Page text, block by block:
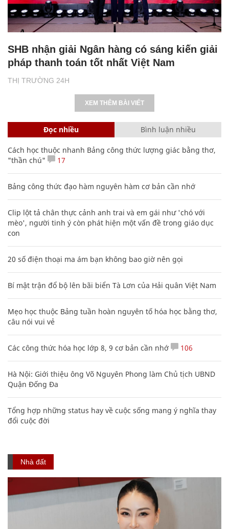
THỊ TRƯỜNG 24H
SHB nhận giải Ngân hàng có sáng kiến giải
pháp thanh toán tốt nhất Việt Nam
XEM THÊM BÀI VIẾT
Đọc nhiều Bình luận nhiều
Cách học thuộc nhanh Bảng công thức lượng giác bằng thơ,
"thần chú"
17
Bảng công thức đạo hàm nguyên hàm cơ bản cần nhớ
Clip lột tả chân thực cảnh anh trai và em gái như 'chó với
mèo', người tinh ý còn phát hiện một vấn đề trong giáo dục
con
20 số điện thoại ma ám bạn không bao giờ nên gọi
Bí mật trận đổ bộ lên bãi biển Tà Lơn của Hải quân Việt Nam
Mẹo học thuộc Bảng tuần hoàn nguyên tố hóa học bằng thơ,
câu nói vui vẻ
Các công thức hóa học lớp 8, 9 cơ bản cần nhớ 106
Hà Nội: Giới thiệu ông Võ Nguyên Phong làm Chủ tịch UBND
Quận Đống Đa
Tổng hợp những status hay về cuộc sống mang ý nghĩa thay
đổi cuộc đời
Nhà đất